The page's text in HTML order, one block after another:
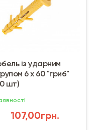
із ударним
6 х 60 "гриб"
шт)
107,00грн.